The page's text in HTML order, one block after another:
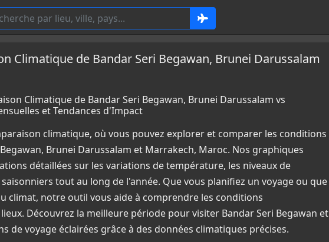
Climatique de Bandar Seri Begawan, Brunei Darussalam
Climatique de Bandar Seri Begawan, Brunei Darussalam vs
et Tendances d'Impact
climatique, où vous pouvez explorer et comparer les conditions
Brunei Darussalam et Marrakech, Maroc. Nos graphiques
détaillées sur les variations de température, les niveaux de
tout au long de l'année. Que vous planifiez un voyage ou que
climat, notre outil vous aide à comprendre les conditions
Découvrez la meilleure période pour visiter Bandar Seri Begawan et
de voyage éclairées grâce à des données climatiques précises.